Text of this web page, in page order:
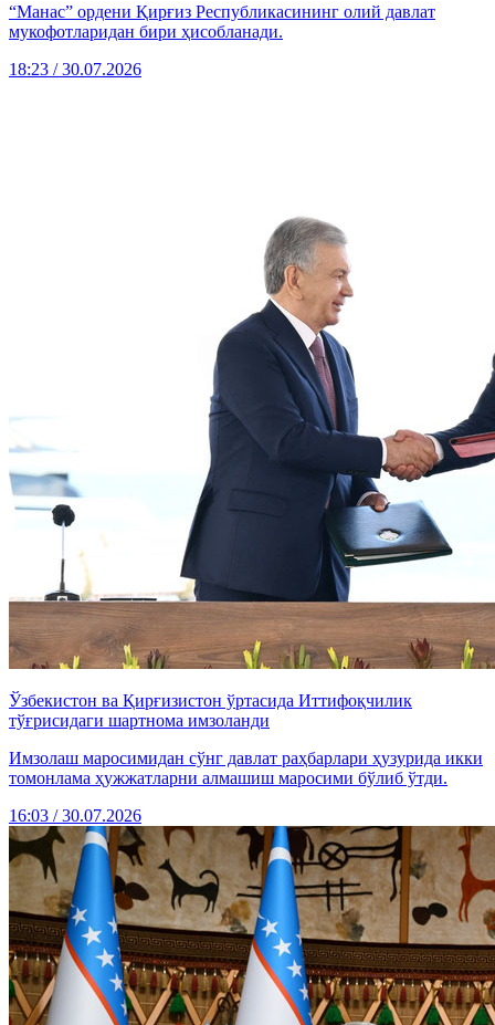
“Манас” ордени Қирғиз Республикасининг олий давлат
мукофотларидан бири ҳисобланади.
18:23 / 30.07.2026
Ўзбекистон ва Қирғизистон ўртасида Иттифоқчилик
тўғрисидаги шартнома имзоланди
Имзолаш маросимидан сўнг давлат раҳбарлари ҳузурида икки
томонлама ҳужжатларни алмашиш маросими бўлиб ўтди.
16:03 / 30.07.2026